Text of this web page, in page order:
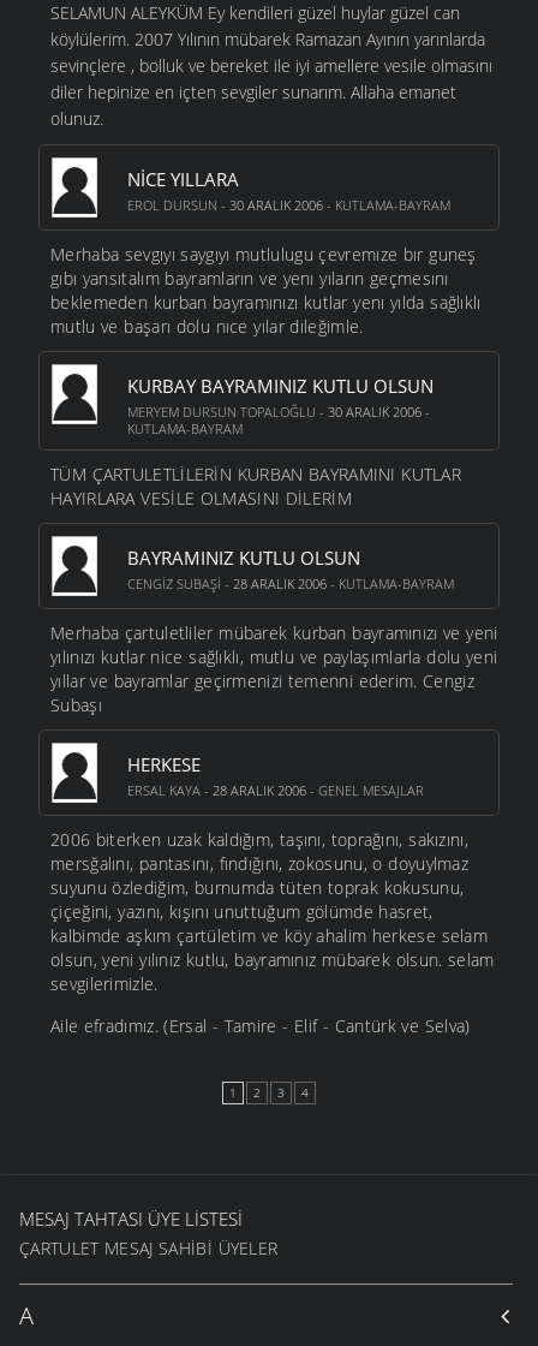
SELAMUN ALEYKÜM Ey kendileri güzel huylar güzel can
köylülerim. 2007 Yılının mübarek Ramazan Ayının yarınlarda
sevinçlere , bolluk ve bereket ile iyi amellere vesile olmasını
diler hepinize en içten sevgiler sunarım. Allaha emanet
olunuz.
NICE YILLARA
EROL DURSUN - 30 ARALIK 2006 - KUTLAMA-BAYRAM
Merhaba sevgıyı saygıyı mutlulugu çevremıze bır guneş
gıbı yansıtalım bayramların ve yenı yıların geçmesını
beklemeden kurban bayramınızı kutlar yenı yılda sağlıklı
mutlu ve başarı dolu nıce yılar dıleğimle.
KURBAY BAYRAMINIZ KUTLU OLSUN
MERYEM DURSUN TOPALOĞLU - 30 ARALIK 2006 -
KUTLAMA-BAYRAM
TÜM ÇARTULETLİLERİN KURBAN BAYRAMINI KUTLAR
HAYIRLARA VESİLE OLMASINI DİLERİM
BAYRAMINIZ KUTLU OLSUN
CENGIZ SUBAŞI - 28 ARALIK 2006 - KUTLAMA-BAYRAM
Merhaba çartuletliler mübarek kurban bayramınızı ve yeni
yılınızı kutlar nice sağlıklı, mutlu ve paylaşımlarla dolu yeni
yıllar ve bayramlar geçirmenizi temenni ederim. Cengiz
Subaşı
HERKESE
ERSAL KAYA - 28 ARALIK 2006 - GENEL MESAJLAR
2006 biterken uzak kaldığım, taşını, toprağını, sakızını,
mersğalını, pantasını, fındığını, zokosunu, o doyuylmaz
suyunu özlediğim, burnumda tüten toprak kokusunu,
çiçeğini, yazını, kışını unuttuğum gölümde hasret,
kalbimde aşkım çartületim ve köy ahalim herkese selam
olsun, yeni yılınız kutlu, bayramınız mübarek olsun. selam
sevgilerimizle.
Aile efradımız. (Ersal - Tamire - Elif - Cantürk ve Selva)
1 2 3 4
MESAJ TAHTASI ÜYE LISTESI
ÇARTULET MESAJ SAHIBI ÜYELER
A